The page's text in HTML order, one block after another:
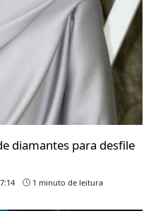
diamantes para desfile
1 minuto de leitura